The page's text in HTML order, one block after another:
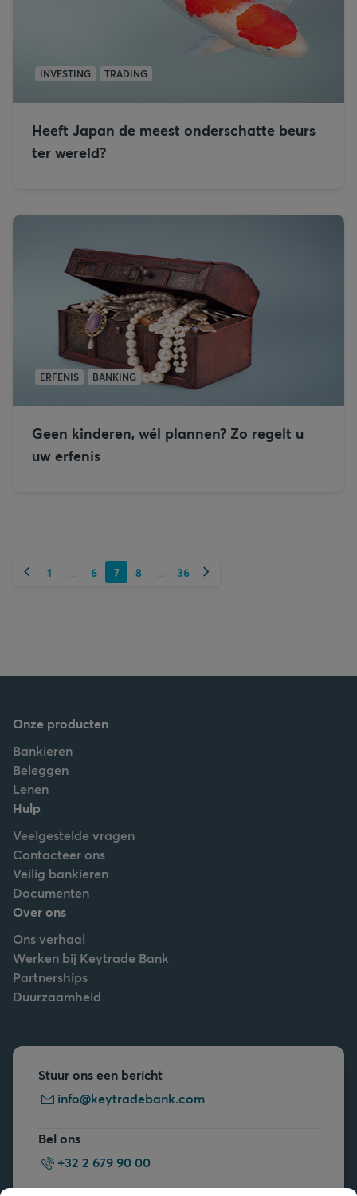
INVESTING TRADING
Heeft Japan de meest onderschatte beurs
ter wereld?
ERFENIS BANKING
Geen kinderen, wél plannen? Zo regelt u
uw erfenis
Vorige 1 6 7 8 36 Volgende
Onze producten
Bankieren
Beleggen
Lenen
Hulp
Veelgestelde vragen
Contacteer ons
Veilig bankieren
Documenten
Over ons
Ons verhaal
Werken bij Keytrade Bank
Partnerships
Duurzaamheid
Stuur ons een bericht
info@keytradebank.com
Bel ons
+32 2 679 90 00